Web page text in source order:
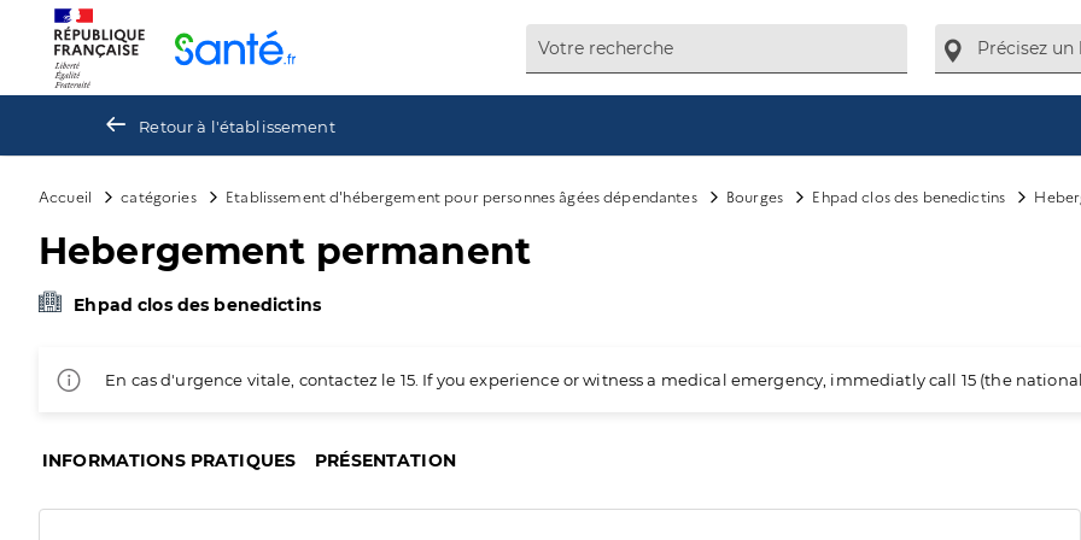
Retour à l'établissement
Accueil catégories Etablissement d'hébergement pour personnes âgées dépendantes Bourges Ehpad clos des benedictins
Hebergement permanent
Ehpad clos des benedictins
En cas d'urgence vitale, contactez le 15. If you experience or witness a medical emergency, immediatly call 15 (the
INFORMATIONS PRATIQUES PRÉSENTATION
Panneau de gestion des cookies